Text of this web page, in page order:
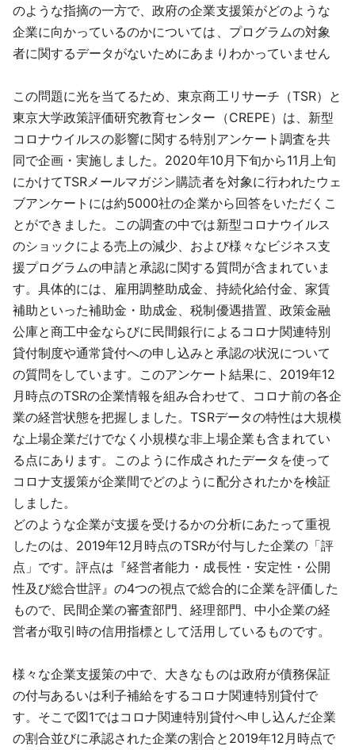
のような指摘の一方で、政府の企業支援策がどのような
企業に向かっているのかについては、プログラムの対象
者に関するデータがないためにあまりわかっていません
この問題に光を当てるため、東京商工リサーチ（TSR）と
東京大学政策評価研究教育センター（CREPE）は、新型
コロナウイルスの影響に関する特別アンケート調査を共
同で企画・実施しました。2020年10月下旬から11月上旬
にかけてTSRメールマガジン購読者を対象に行われたウェ
ブアンケートには約5000社の企業から回答をいただくこ
とができました。この調査の中では新型コロナウイルス
のショックによる売上の減少、および様々なビジネス支
援プログラムの申請と承認に関する質問が含まれていま
す。具体的には、雇用調整助成金、持続化給付金、家賃
補助といった補助金・助成金、税制優遇措置、政策金融
公庫と商工中金ならびに民間銀行によるコロナ関連特別
貸付制度や通常貸付への申し込みと承認の状況について
の質問をしています。このアンケート結果に、2019年12
月時点のTSRの企業情報を組み合わせて、コロナ前の各企
業の経営状態を把握しました。TSRデータの特性は大規模
な上場企業だけでなく小規模な非上場企業も含まれてい
る点にあります。このように作成されたデータを使って
コロナ支援策が企業間でどのように配分されたかを検証
しました。
どのような企業が支援を受けるかの分析にあたって重視
したのは、2019年12月時点のTSRが付与した企業の「評
点」です。評点は『経営者能力・成長性・安定性・公開
性及び総合世評』の4つの視点で総合的に企業を評価した
もので、民間企業の審査部門、経理部門、中小企業の経
営者が取引時の信用指標として活用しているものです。
様々な企業支援策の中で、大きなものは政府が債務保証
の付与あるいは利子補給をするコロナ関連特別貸付で
す。そこで図1ではコロナ関連特別貸付へ申し込んだ企業
の割合並びに承認された企業の割合と2019年12月時点で